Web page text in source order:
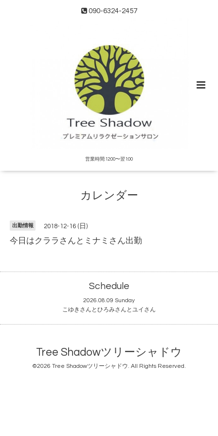
090-6324-2457
営業時間:12:00〜翌1:00
カレンダー
出勤情報 2018-12-16 (日)
今日はクララさんとミナミさん出勤
Schedule
2026.08.09 Sunday
こゆきさんとひろみさんとユイさん
Tree Shadowツリーシャドウ
©2026 Tree Shadowツリーシャドウ. All Rights Reserved.